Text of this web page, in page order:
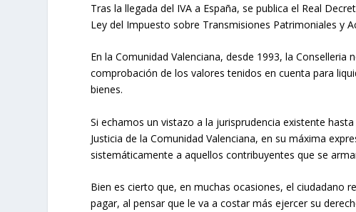
Tras la llegada del IVA a España, se publica el Real
Ley del Impuesto sobre Transmisiones Patrimoniales y
En la Comunidad Valenciana, desde 1993, la
comprobación de los valores tenidos en cuenta para
bienes.
Si echamos un vistazo a la jurisprudencia existente
Justicia de la Comunidad Valenciana, en su máxima
sistemáticamente a aquellos contribuyentes que se
Bien es cierto que, en muchas ocasiones, el ciudadano
pagar, al pensar que le va a costar más ejercer su